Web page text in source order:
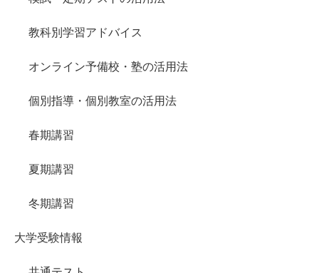
教科別学習アドバイス
オンライン予備校・塾の活用法
個別指導・個別教室の活用法
春期講習
夏期講習
冬期講習
大学受験情報